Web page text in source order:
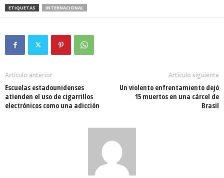
ETIQUETAS INTERNACIONAL
Artículo anterior
Escuelas estadounidenses
atienden el uso de cigarrillos
electrónicos como una adicción
Artículo siguiente
Un violento enfrentamiento dejó
15 muertos en una cárcel de
Brasil